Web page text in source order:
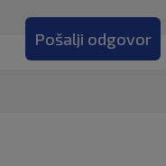
Pošalji odgovor